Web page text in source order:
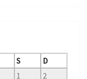
S
D
1
2